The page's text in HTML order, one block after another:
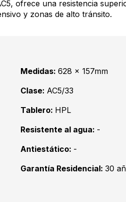
ofrece una resistencia
y zonas de alto tránsito.
Medidas: 628 x 157mm
Clase: AC5/33
Tablero: HPL
Resistente al agua: -
Antiestático: -
Garantía Residencial: 30